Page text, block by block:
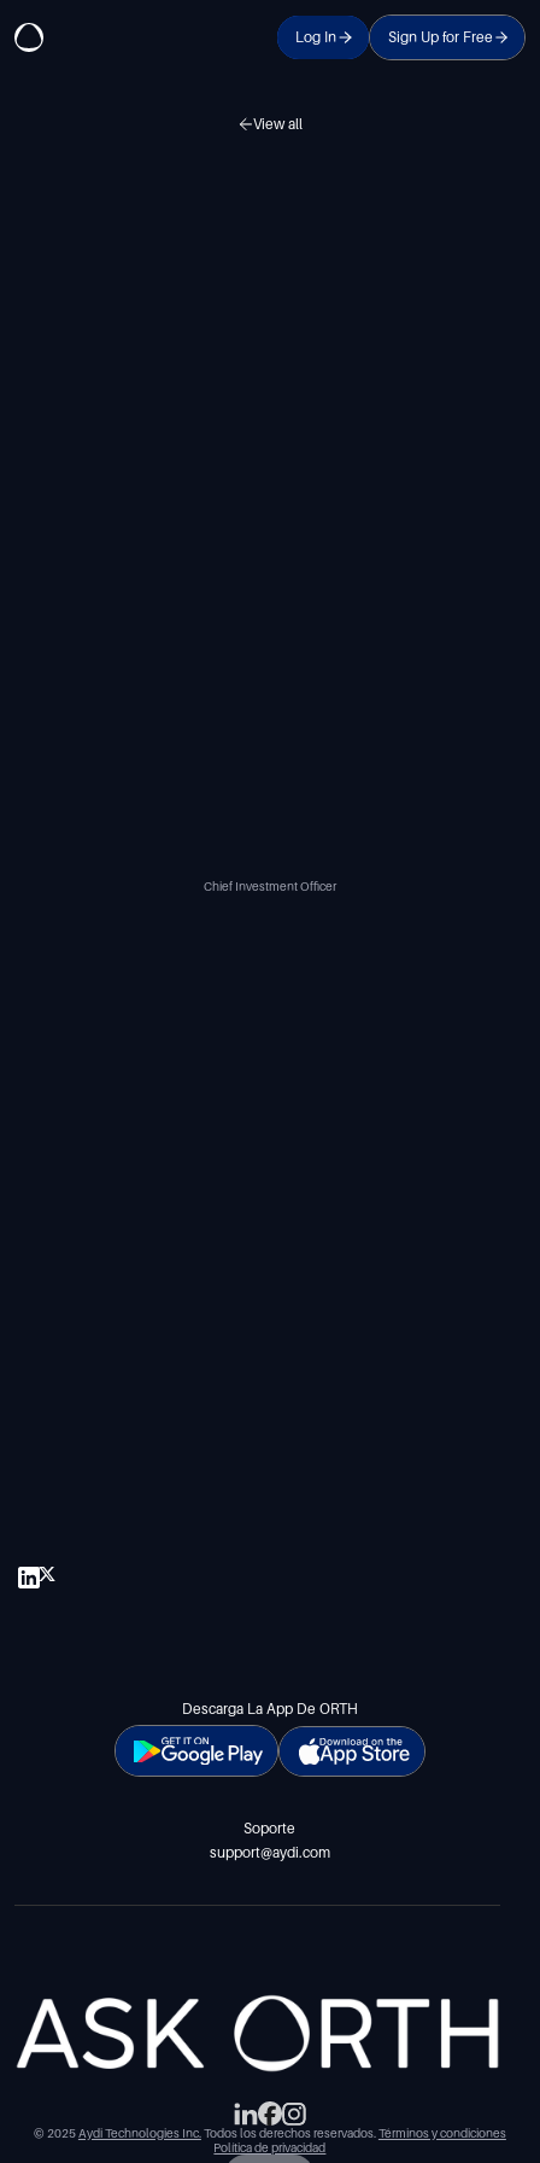
Log In Sign Up for Free
View all
Chief Investment Officer
Descarga La App De ORTH
Soporte
support@aydi.com
© 2025Aydi Technologies Inc. Todos los derechos reservados. Términos y condiciones
Política de privacidad